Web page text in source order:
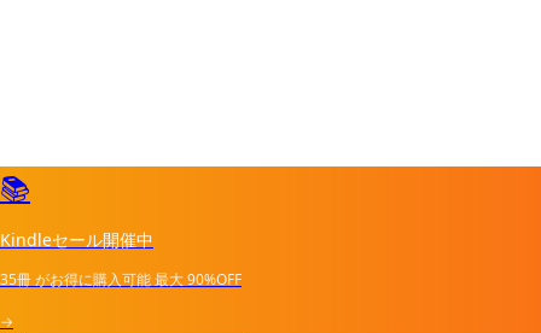
📚
Kindleセール開催中
35冊がお得に購入可能最大90%OFF
→